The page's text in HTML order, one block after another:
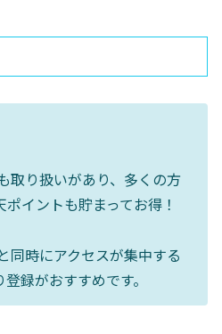
取り扱いがあり、多くの方
イントも貯まってお得！
同時にアクセスが集中する
録がおすすめです。